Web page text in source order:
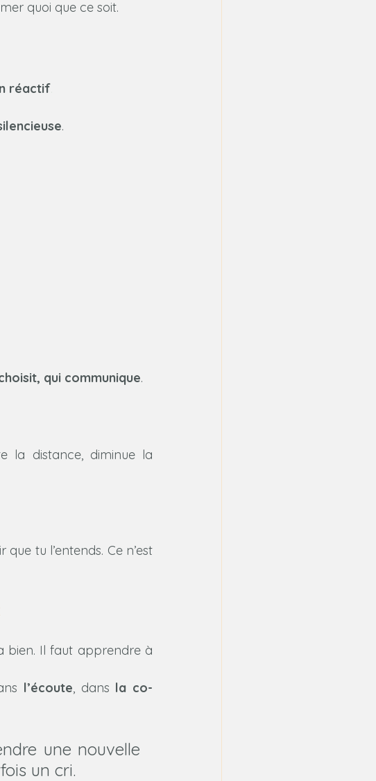
quoi que ce soit.
réactif
.
qui communique.
la distance, diminue la
que tu l’entends. Ce n’est
bien. Il faut apprendre à
l’écoute, dans la co-
une nouvelle
un cri.